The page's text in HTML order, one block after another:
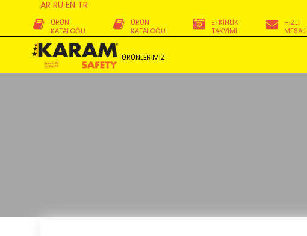
AR RU EN TR
HIZLI
MESAJ
ETKİNLİK
TAKVİMİ
ÜRÜN
KATALOĞU
ÜRÜN
KATALOĞU
ÜRÜNLERİMİZ